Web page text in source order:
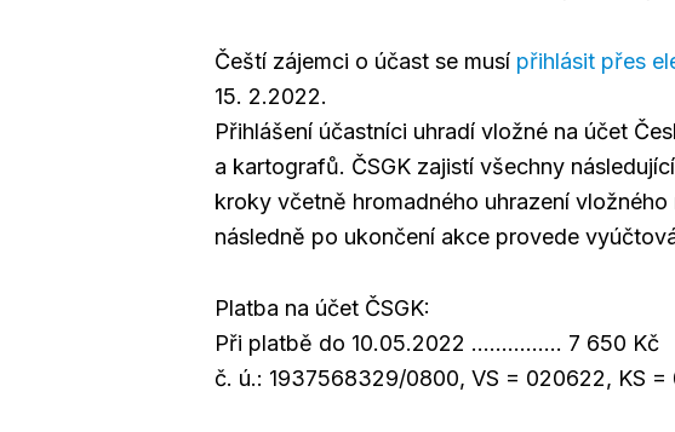
Čeští zájemci o účast se musí přihlásit přes
15. 2.2022.
Přihlášení účastníci uhradí vložné na účet
a kartografů. ČSGK zajistí všechny následující
kroky včetně hromadného uhrazení vložného
následně po ukončení akce provede
Platba na účet ČSGK:
Při platbě do 10.05.2022 …………… 7 650 Kč
č. ú.: 1937568329/0800, VS = 020622, KS =